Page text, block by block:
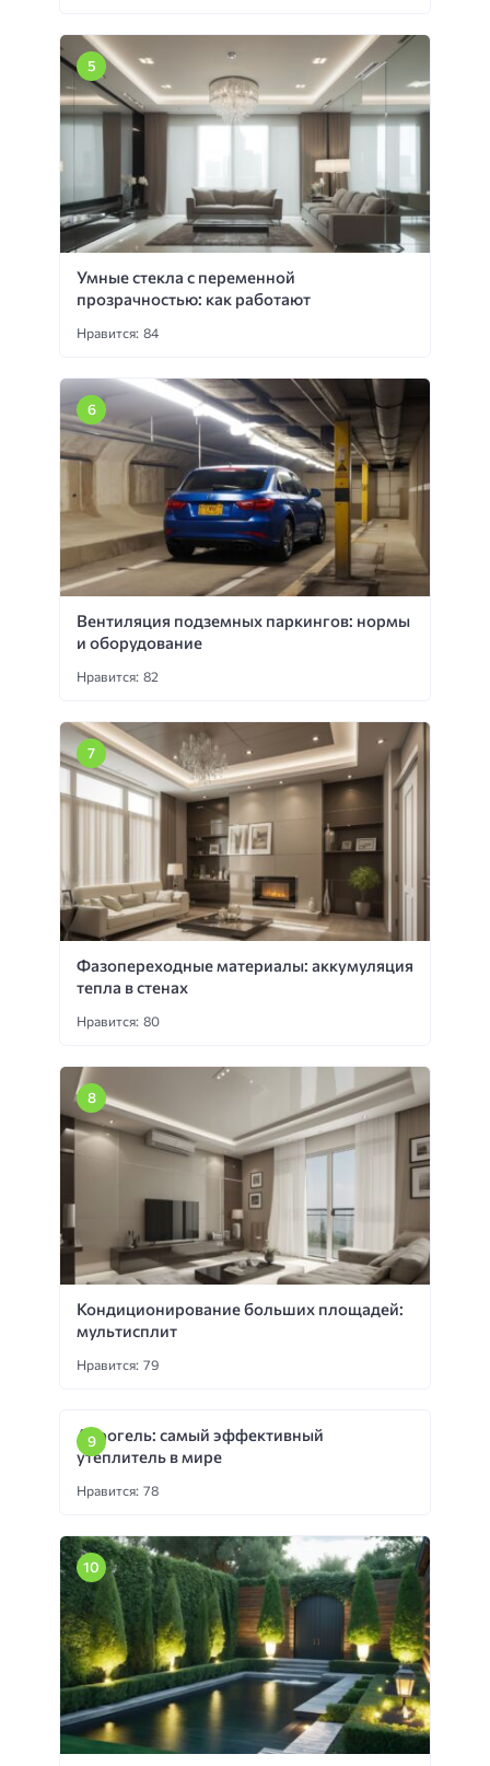
Умные стекла с переменной
прозрачностью: как работают
Нравится: 84
Вентиляция подземных паркингов: нормы
и оборудование
Нравится: 82
Фазопереходные материалы: аккумуляция
тепла в стенах
Нравится: 80
Кондиционирование больших площадей:
мультисплит
Нравится: 79
Аэрогель: самый эффективный
утеплитель в мире
Нравится: 78